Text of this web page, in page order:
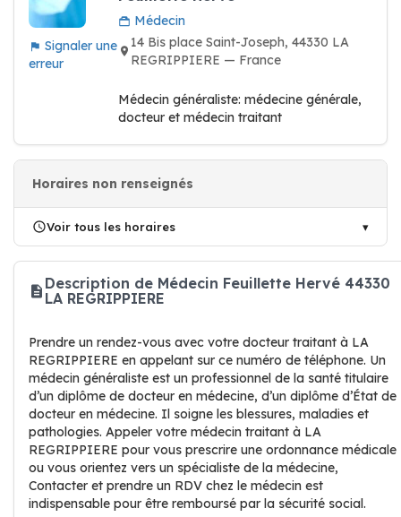
Signaler une
erreur
Médecin
14 Bis place Saint-Joseph, 44330 LA
REGRIPPIERE — France
Médecin généraliste: médecine générale,
docteur et médecin traitant
Horaires non renseignés
Voir tous les horaires
Description de Médecin Feuillette Hervé 44330
LA REGRIPPIERE
Prendre un rendez-vous avec votre docteur traitant à LA
REGRIPPIERE en appelant sur ce numéro de téléphone. Un
médecin généraliste est un professionnel de la santé titulaire
d’un diplôme de docteur en médecine, d’un diplôme d’État de
docteur en médecine. Il soigne les blessures, maladies et
pathologies. Appeler votre médecin traitant à LA
REGRIPPIERE pour vous prescrire une ordonnance médicale
ou vous orientez vers un spécialiste de la médecine,
Contacter et prendre un RDV chez le médecin est
indispensable pour être remboursé par la sécurité social.